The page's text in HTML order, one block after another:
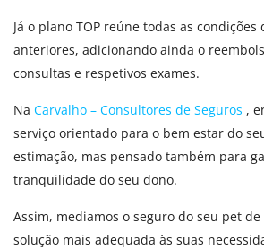
Já o plano TOP reúne todas as condições
anteriores, adicionando ainda o
consultas e respetivos exames.
Na Carvalho – Consultores de Seguros ,
serviço orientado para o bem estar do
estimação, mas pensado também para
tranquilidade do seu dono.
Assim, mediamos o seguro do seu pet
solução mais adequada às suas